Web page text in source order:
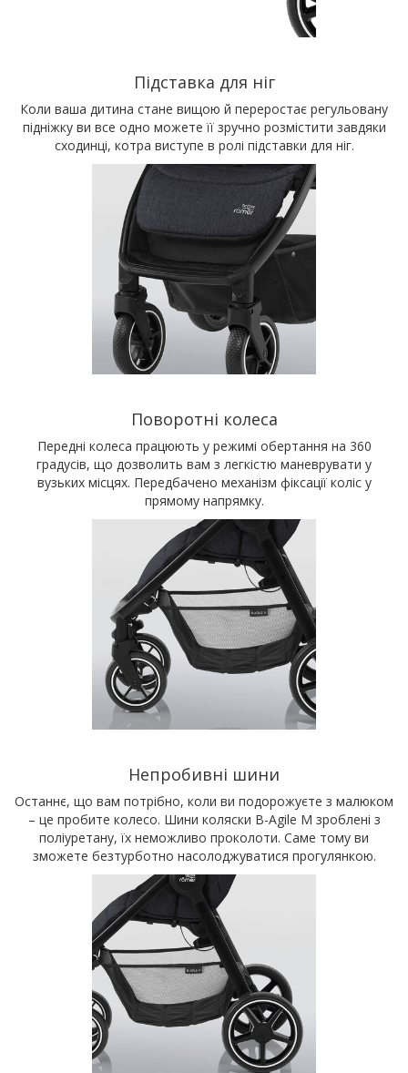
Підставка для ніг
Коли ваша дитина стане вищою й переростає регульовану
підніжку ви все одно можете її зручно розмістити завдяки
сходинці, котра виступе в ролі підставки для ніг.
Поворотні колеса
Передні колеса працюють у режимі обертання на 360
градусів, що дозволить вам з легкістю маневрувати у
вузьких місцях. Передбачено механізм фіксації коліс у
прямому напрямку.
Непробивні шини
Останнє, що вам потрібно, коли ви подорожуєте з малюком
– це пробите колесо. Шини коляски B-Agile M зроблені з
поліуретану, їх неможливо проколоти. Саме тому ви
зможете безтурботно насолоджуватися прогулянкою.